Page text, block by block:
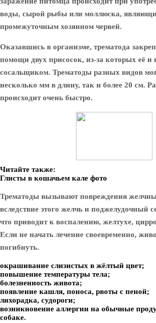
воды, сырой рыбы или моллюска,
промежуточным хозяином червей.
Оказавшись в организме, трематода
помощи двух присосок, из-за которых её и
сосальщиком. Трематоды разных видов
несколько мм в длину, так и более 20 см.
происходит очень быстро.
Читайте также:
Глисты в кошачьем кале фото
Трематоды вызывают повреждения
вследствие этого желчь и поджелудочный
что приводит к воспалению, желтухе,
Если не начать лечение своевременно,
погибнуть.
окрашивание слизистых в жёлтый цвет;
повышение температуры тела;
болезненность живота;
появление кашля, поноса, рвоты с пеной;
лихорадка, судороги;
возникновение аллергии на обычные
собаке.